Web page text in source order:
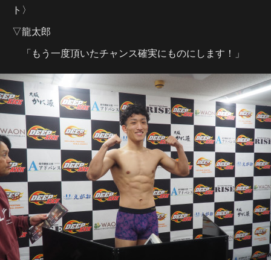
ト〉
▽龍太郎
「もう一度頂いたチャンス確実にものにします！」